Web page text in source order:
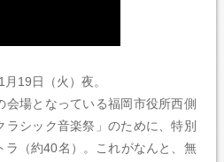
19日（火）夜。
会場となっている福岡市役所西側
ラシック音楽祭」のために、特別
ラ（約40名）。これがなんと、無